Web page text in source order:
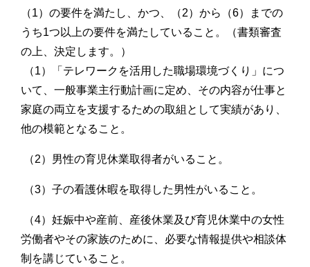
（1）の要件を満たし、かつ、（2）から（6）までの
うち1つ以上の要件を満たしていること。（書類審査
の上、決定します。）
（1）「テレワークを活用した職場環境づくり」につ
いて、一般事業主行動計画に定め、その内容が仕事と
家庭の両立を支援するための取組として実績があり、
他の模範となること。
（2）男性の育児休業取得者がいること。
（3）子の看護休暇を取得した男性がいること。
（4）妊娠中や産前、産後休業及び育児休業中の女性
労働者やその家族のために、必要な情報提供や相談体
制を講じていること。